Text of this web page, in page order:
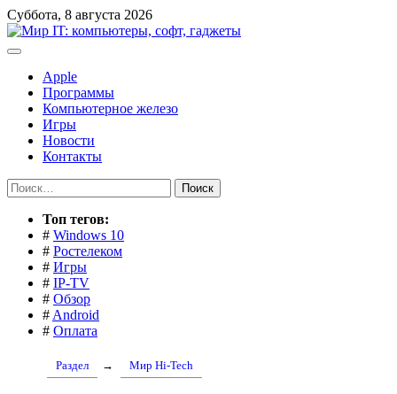
Перейти
к
содержимому
Суббота, 8 августа 2026
Apple
Программы
Компьютерное железо
Игры
Новости
Контакты
Найти:
Toп тегов:
# Windows 10
# Ростелеком
# Игры
# IP-TV
# Обзор
# Android
# Оплата
Раздел → Мир Hi-Tech